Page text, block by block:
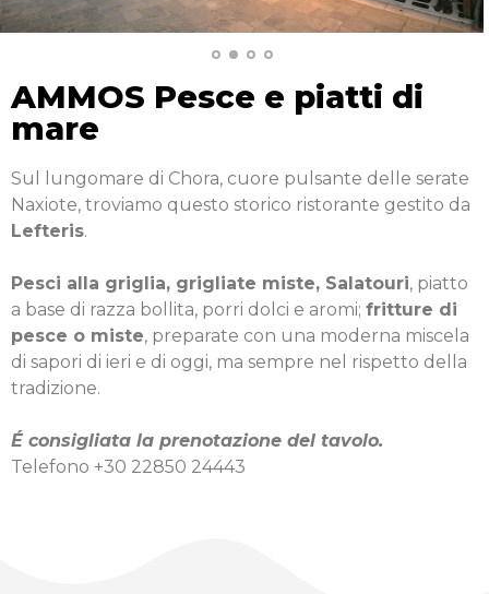
AMMOS Pesce e piatti di
mare
Sul lungomare di Chora, cuore pulsante delle serate
Naxiote, troviamo questo storico ristorante gestito da
Lefteris.
Pesci alla griglia, grigliate miste, Salatouri, piatto
a base di razza bollita, porri dolci e aromi; fritture di
pesce o miste, preparate con una moderna miscela
di sapori di ieri e di oggi, ma sempre nel rispetto della
tradizione.
É consigliata la prenotazione del tavolo.
Telefono +30 22850 24443